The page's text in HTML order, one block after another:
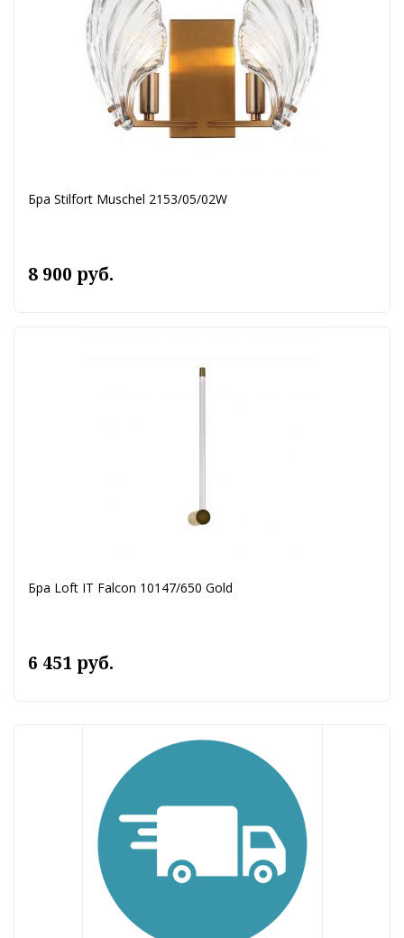
Бра Stilfort Muschel 2153/05/02W
8 900 руб.
Бра Loft IT Falcon 10147/650 Gold
6 451 руб.